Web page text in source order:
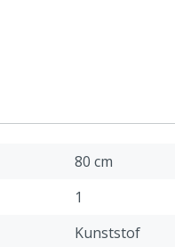
80 cm
1
Kunststof